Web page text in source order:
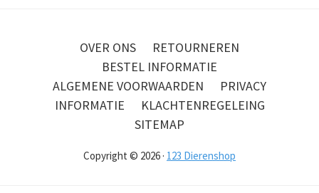
OVER ONS
RETOURNEREN
BESTEL INFORMATIE
ALGEMENE VOORWAARDEN
PRIVACY
INFORMATIE
KLACHTENREGELEING
SITEMAP
Copyright © 2026 · 123 Dierenshop